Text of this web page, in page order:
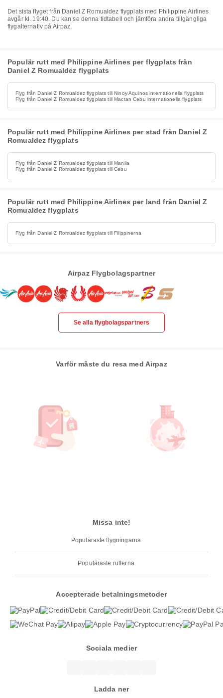
Det sista flyget från Daniel Z Romualdez flygplats med Philippine Airlines
avgår kl. 19:40. Du kan se denna tidtabell och jämföra andra tillgängliga
flygalternativ på Airpaz.
Populär rutt med Philippine Airlines per flygplats från
Daniel Z Romualdez flygplats
Flyg från Daniel Z Romualdez flygplats till Ninoy Aquinos internationella flygplats
Flyg från Daniel Z Romualdez flygplats till Mactan Cebu internationella flygplats
Populär rutt med Philippine Airlines per stad från Daniel Z
Romualdez flygplats
Flyg från Daniel Z Romualdez flygplats till Manila
Flyg från Daniel Z Romualdez flygplats till Cebu
Populär rutt med Philippine Airlines per land från Daniel Z
Romualdez flygplats
Flyg från Daniel Z Romualdez flygplats till Filippinerna
Airpaz Flygbolagspartner
Se alla flygbolagspartners
Varför måste du resa med Airpaz
Missa inte!
Populäraste flygningarna
Populäraste rutterna
Accepterade betalningsmetoder
Sociala medier
Ladda ner